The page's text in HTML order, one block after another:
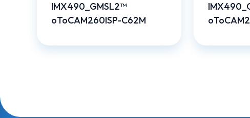
IMX490_GMSL2™
oToCAM260ISP-C62M